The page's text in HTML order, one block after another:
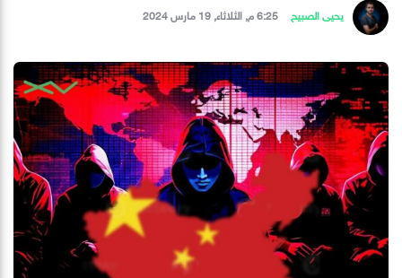
يحيى الصبيح 6:25 م, الثلاثاء, 19 مارس 2024